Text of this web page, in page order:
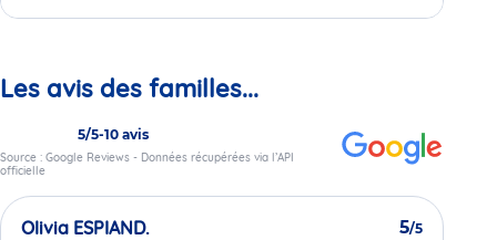
Les avis des familles...
5/5-10 avis
Source : Google Reviews - Données récupérées via l’API
officielle
Olivia ESPIAND. 5/5